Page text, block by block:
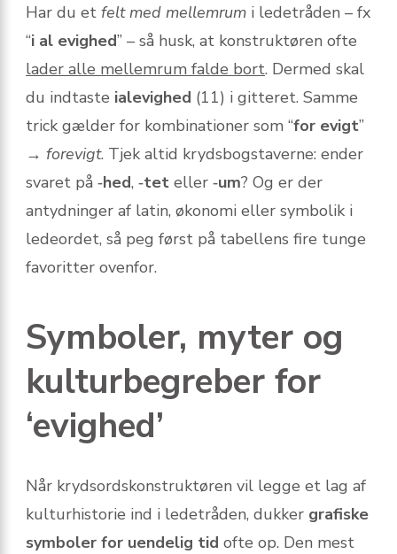
Har du et felt med mellemrum i ledetråden – fx
“i al evighed” – så husk, at konstruktøren ofte
lader alle mellemrum falde bort. Dermed skal
du indtaste ialevighed (11) i gitteret. Samme
trick gælder for kombinationer som “for evigt”
→ forevigt. Tjek altid krydsbogstaverne: ender
svaret på ‑hed, ‑tet eller ‑um? Og er der
antydninger af latin, økonomi eller symbolik i
ledeordet, så peg først på tabellens fire tunge
favoritter ovenfor.
Symboler, myter og
kulturbegreber for
‘evighed’
Når krydsordskonstruktøren vil legge et lag af
kulturhistorie ind i ledetråden, dukker grafiske
symboler for uendelig tid ofte op. Den mest